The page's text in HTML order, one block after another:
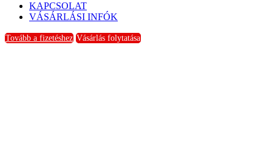
KAPCSOLAT
VÁSÁRLÁSI INFÓK
Tovább a fizetéshez Vásárlás folytatása